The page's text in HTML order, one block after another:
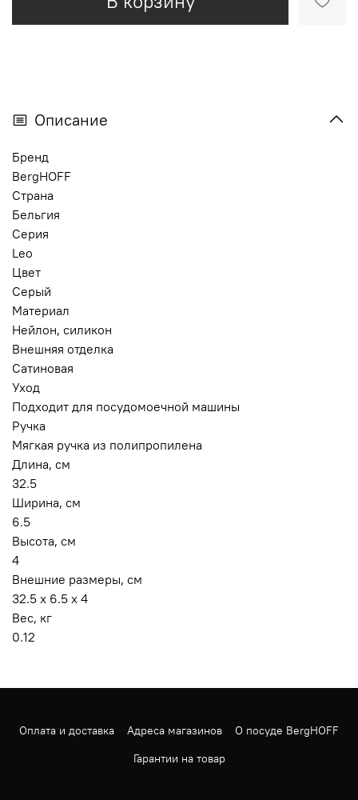
Описание
Бренд
BergHOFF
Страна
Бельгия
Серия
Leo
Цвет
Серый
Материал
Нейлон, силикон
Внешняя отделка
Сатиновая
Уход
Подходит для посудомоечной машины
Ручка
Мягкая ручка из полипропилена
Длина, см
32.5
Ширина, см
6.5
Высота, см
4
Внешние размеры, см
32.5 x 6.5 x 4
Вес, кг
0.12
Оплата и доставка Адреса магазинов
О посуде BergHOFF
Гарантии на товар